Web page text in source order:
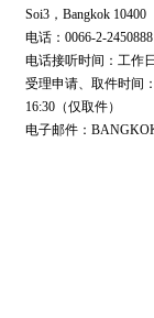
Soi3，Bangkok 10400
电话：0066-2-
电话接听时间：工作
受理申请、取件时间
16:30（仅取件）
电子邮件：